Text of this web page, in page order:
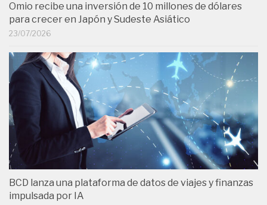
Omio recibe una inversión de 10 millones de dólares
para crecer en Japón y Sudeste Asiático
23/07/2026
BCD lanza una plataforma de datos de viajes y finanzas
impulsada por IA